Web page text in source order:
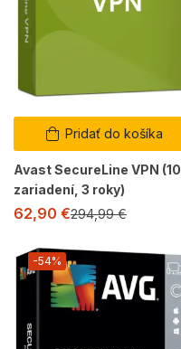
Pridať do košíka
Avast SecureLine VPN (10
zariadení, 3 roky)
62,90 €294,99€
-54%